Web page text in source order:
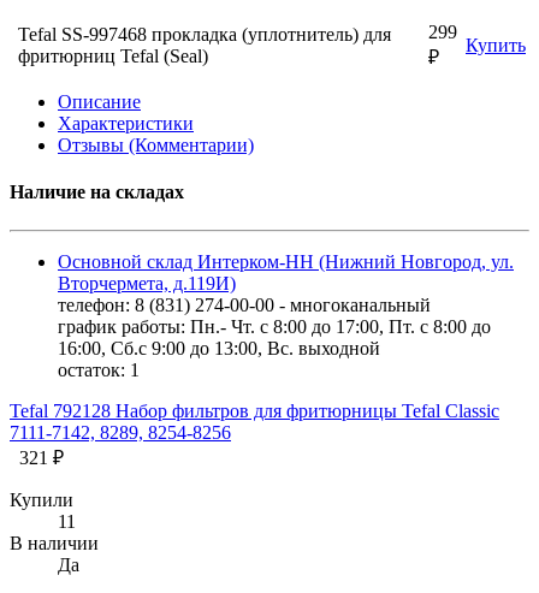
Tefal SS-997468 прокладка (уплотнитель) для
фритюрниц Tefal (Seal)
299
₽
Купить
Описание
Характеристики
Отзывы (Комментарии)
Наличие на складах
Основной склад Интерком-НН (Нижний Новгород, ул.
Вторчермета, д.119И)
телефон: 8 (831) 274-00-00 - многоканальный
график работы: Пн.- Чт. с 8:00 до 17:00, Пт. с 8:00 до
16:00, Сб.с 9:00 до 13:00, Вс. выходной
остаток: 1
Tefal 792128 Набор фильтров для фритюрницы Tefal Classic
7111-7142, 8289, 8254-8256
321 ₽
Купили
11
В наличии
Да